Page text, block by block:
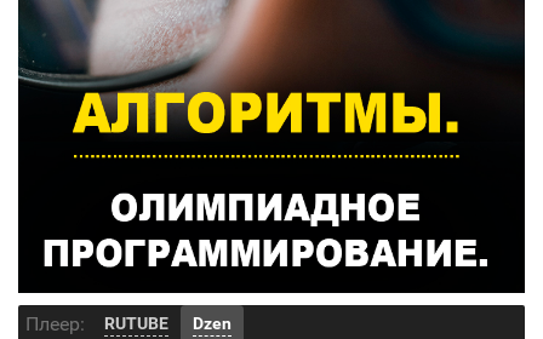
Плеер: RUTUBE Dzen